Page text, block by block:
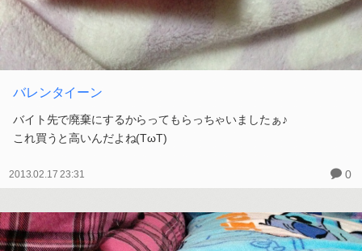
バレンタイーン
バイト先で廃棄にするからってもらっちゃいましたぁ♪
これ買うと高いんだよね(TωT)
2013.02.17 23:31 0